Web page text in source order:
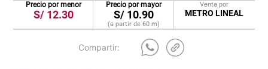
Precio por menor
S/ 12.30
Precio por mayor
S/ 10.90
(a partir de 60 m)
Venta por
METRO LINEAL